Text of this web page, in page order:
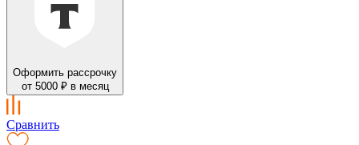
Оформить рассрочку
от 5000 ₽ в месяц
Сравнить